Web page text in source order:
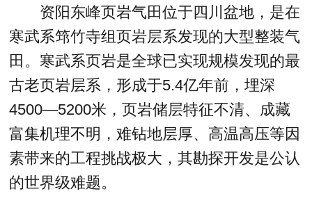
资阳东峰页岩气田位于四川盆地，是在
寒武系筇竹寺组页岩层系发现的大型整装气
田。寒武系页岩是全球已实现规模发现的最
古老页岩层系，形成于5.4亿年前，埋深
4500—5200米，页岩储层特征不清、成藏
富集机理不明，难钻地层厚、高温高压等因
素带来的工程挑战极大，其勘探开发是公认
的世界级难题。